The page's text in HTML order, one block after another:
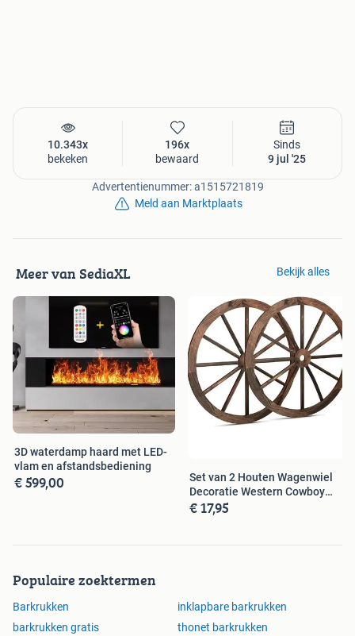
10.343x
bekeken
196x
bewaard
Sinds
9 jul '25
Advertentienummer: a1515721819
Meld aan Marktplaats
Meer van SediaXL Bekijk alles
3D waterdamp haard met LED-
vlam en afstandsbediening
€ 599,00
Set van 2 Houten Wagenwiel
Decoratie Western Cowboy
Wanddeco
€ 17,95
Populaire zoektermen
Barkrukken
inklapbare barkrukken
barkrukken gratis
thonet barkrukken